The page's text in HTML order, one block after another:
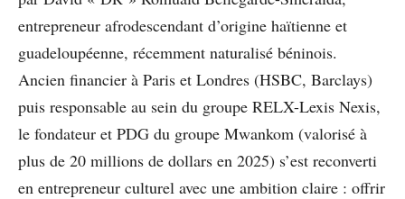
entrepreneur afrodescendant d’origine haïtienne et
guadeloupéenne, récemment naturalisé béninois.
Ancien financier à Paris et Londres (HSBC, Barclays)
puis responsable au sein du groupe RELX-Lexis Nexis,
le fondateur et PDG du groupe Mwankom (valorisé à
plus de 20 millions de dollars en 2025) s’est reconverti
en entrepreneur culturel avec une ambition claire : offrir